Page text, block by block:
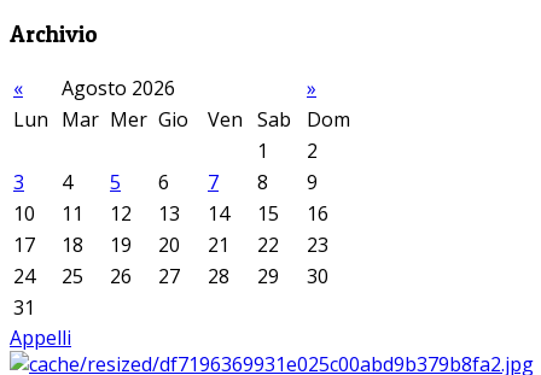
Archivio
« Agosto 2026
»
Lun Mar Mer Gio Ven Sab
Dom
1
2
3
4 5 6 7 8
9
10
11 12 13 14 15
16
17
18 19 20 21 22
23
24
25 26 27 28 29
30
31
Appelli